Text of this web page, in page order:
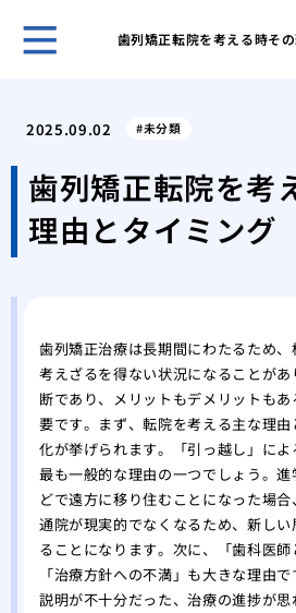
歯列矯正転院を考える時そ
2025.09.02 未分類
歯列矯正転院を考
理由とタイミング
歯列矯正治療は長期間にわたるため
考えざるを得ない状況になることが
断であり、メリットもデメリットも
要です。まず、転院を考える主な理
化が挙げられます。「引っ越し」によ
最も一般的な理由の一つでしょう。
どで遠方に移り住むことになった場
通院が現実的でなくなるため、新し
ることになります。次に、「歯科医
「治療方針への不満」も大きな理由
説明が不十分だった、治療の進捗が